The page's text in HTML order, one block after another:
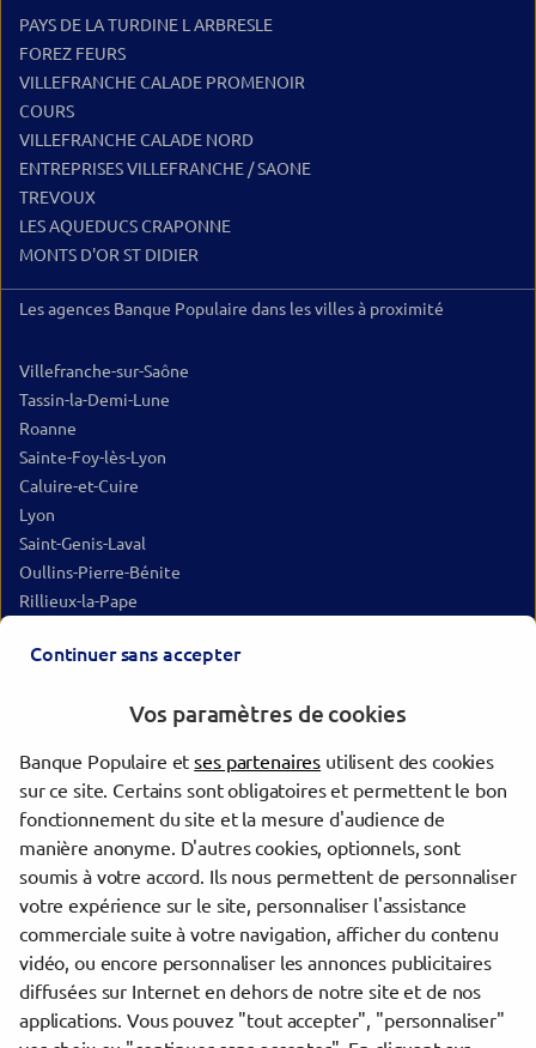
PAYS DE LA TURDINE L ARBRESLE
FOREZ FEURS
VILLEFRANCHE CALADE PROMENOIR
COURS
VILLEFRANCHE CALADE NORD
ENTREPRISES VILLEFRANCHE / SAONE
TREVOUX
LES AQUEDUCS CRAPONNE
MONTS D'OR ST DIDIER
Les agences Banque Populaire dans les villes à proximité
Villefranche-sur-Saône
Tassin-la-Demi-Lune
Roanne
Sainte-Foy-lès-Lyon
Caluire-et-Cuire
Lyon
Saint-Genis-Laval
Oullins-Pierre-Bénite
Rillieux-la-Pape
Vaulx-en-Velin
Décines-Charpieu
Saint-Priest
Meyzieu
Saint-Chamond
Trouver une agence Banque Populaire
Rhône
Tarare
PAYS DE LA TURDINE TARARE
Continuer sans accepter
Vos paramètres de cookies
Banque Populaire etses partenaires utilisent des cookies
sur ce site. Certains sont obligatoires et permettent le bon
fonctionnement du site et la mesure d'audience de
manière anonyme. D'autres cookies, optionnels, sont
soumis à votre accord. Ils nous permettent de personnaliser
votre expérience sur le site, personnaliser l'assistance
commerciale suite à votre navigation, afficher du contenu
vidéo, ou encore personnaliser les annonces publicitaires
diffusées sur Internet en dehors de notre site et de nos
applications. Vous pouvez "tout accepter", "personnaliser"